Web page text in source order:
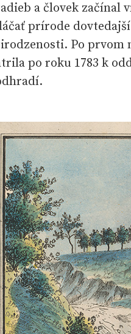
a človek začínal
prírode
Po prvom
po roku 1783 k